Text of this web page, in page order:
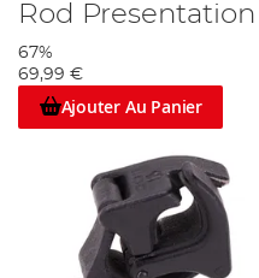
Rod Presentation
67%
69,99 €
Ajouter Au Panier